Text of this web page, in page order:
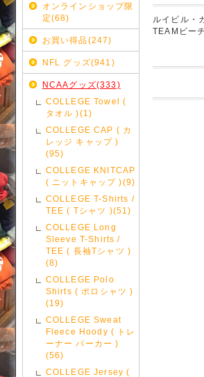
オンラインショップ限
定(68)
お買い得品(247)
NFL グッズ(941)
NCAAグッズ(333)
COLLEGE Towel (
タオル )(1)
COLLEGE CAP ( カ
レッジ キャップ )
(95)
COLLEGE KNITCAP
( ニットキャップ )(9)
COLLEGE T-Shirts /
TEE ( Tシャツ )(51)
COLLEGE Long
Sleeve T-Shirts /
TEE ( 長袖Tシャツ )
(8)
COLLEGE Polo
Shirts ( ポロシャツ )
(19)
COLLEGE Sweat
Fleece Hoody ( トレ
ーナー パーカー )
(56)
COLLEGE Jersey (
ルイビル・
TEAMビー